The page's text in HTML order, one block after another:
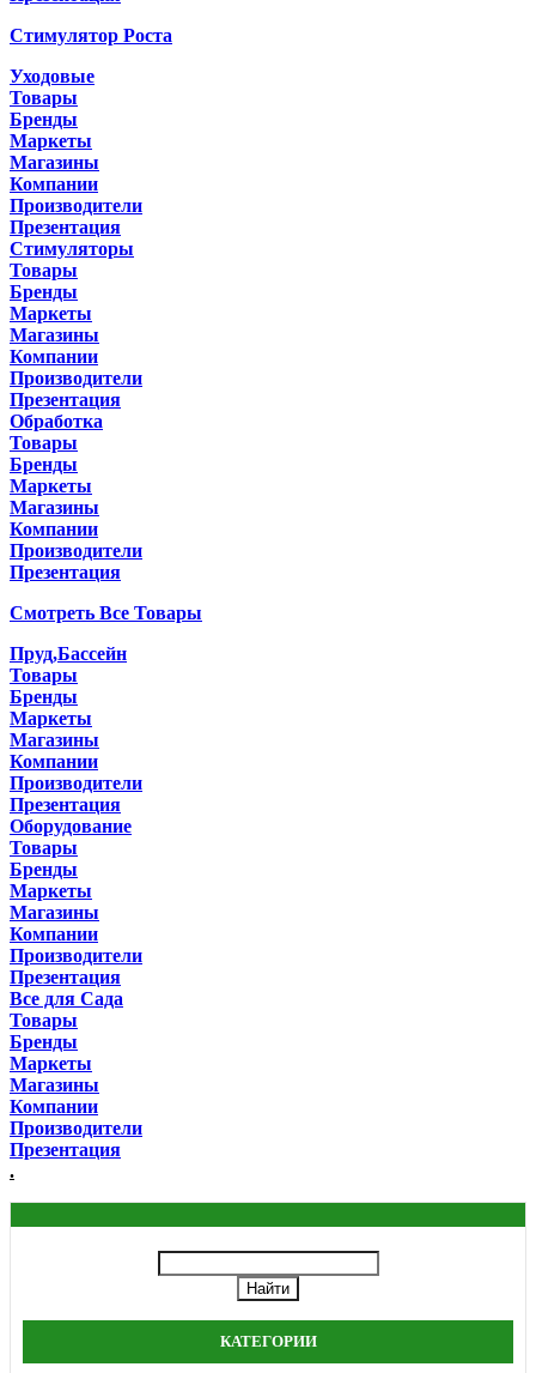
Стимулятор Роста
Уходовые
Товары
Бренды
Маркеты
Магазины
Компании
Производители
Презентация
Стимуляторы
Товары
Бренды
Маркеты
Магазины
Компании
Производители
Презентация
Обработка
Товары
Бренды
Маркеты
Магазины
Компании
Производители
Презентация
Смотреть Все Товары
Пруд,Бассейн
Товары
Бренды
Маркеты
Магазины
Компании
Производители
Презентация
Оборудование
Товары
Бренды
Маркеты
Магазины
Компании
Производители
Презентация
Все для Сада
Товары
Бренды
Маркеты
Магазины
Компании
Производители
Презентация
.
КАТЕГОРИИ